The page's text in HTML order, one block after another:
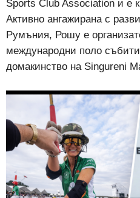
Sports Club Association и е
Активно ангажирана с
Румъния, Рошу е
международни поло
домакинство на Singureni